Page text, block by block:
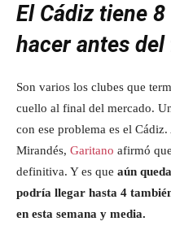
El Cádiz tiene
hacer antes
Son varios los clubes que
cuello al final del mercado.
con ese problema es el
Mirandés, Garitano afirmó
definitiva. Y es que aún
podría llegar hasta 4
en esta semana y media.